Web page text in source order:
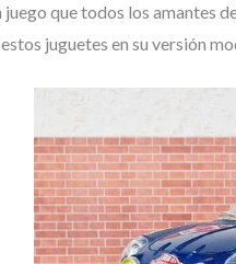
que todos los amantes
juguetes en su versión